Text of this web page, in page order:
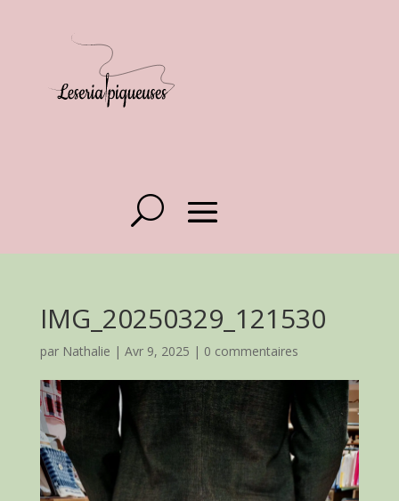
IMG_20250329_121530
par Nathalie | Avr 9, 2025 | 0 commentaires